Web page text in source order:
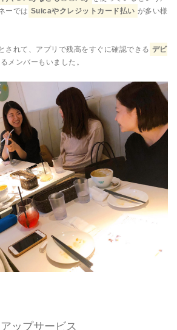
ーでは Suicaやクレジットカード払い が多い様
されて、アプリで残高をすぐに確認できる デビ
メンバーもいました。
ップサービス